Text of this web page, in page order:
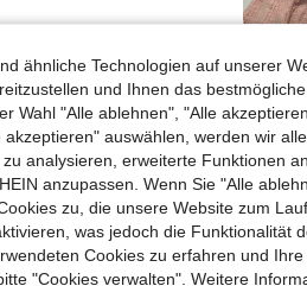
Hilfreich (0)
ähnliche Technologien auf unserer
und Ihnen das
Wahl "Alle ablehnen", "Alle
auswählen, werden wir
analysieren, erweiterte Funktionen
anzupassen. Wenn Sie "Alle
zu, die unsere Website zum
was jedoch die Funktionalität
Cookies zu erfahren und
"Cookies verwalten". Weitere